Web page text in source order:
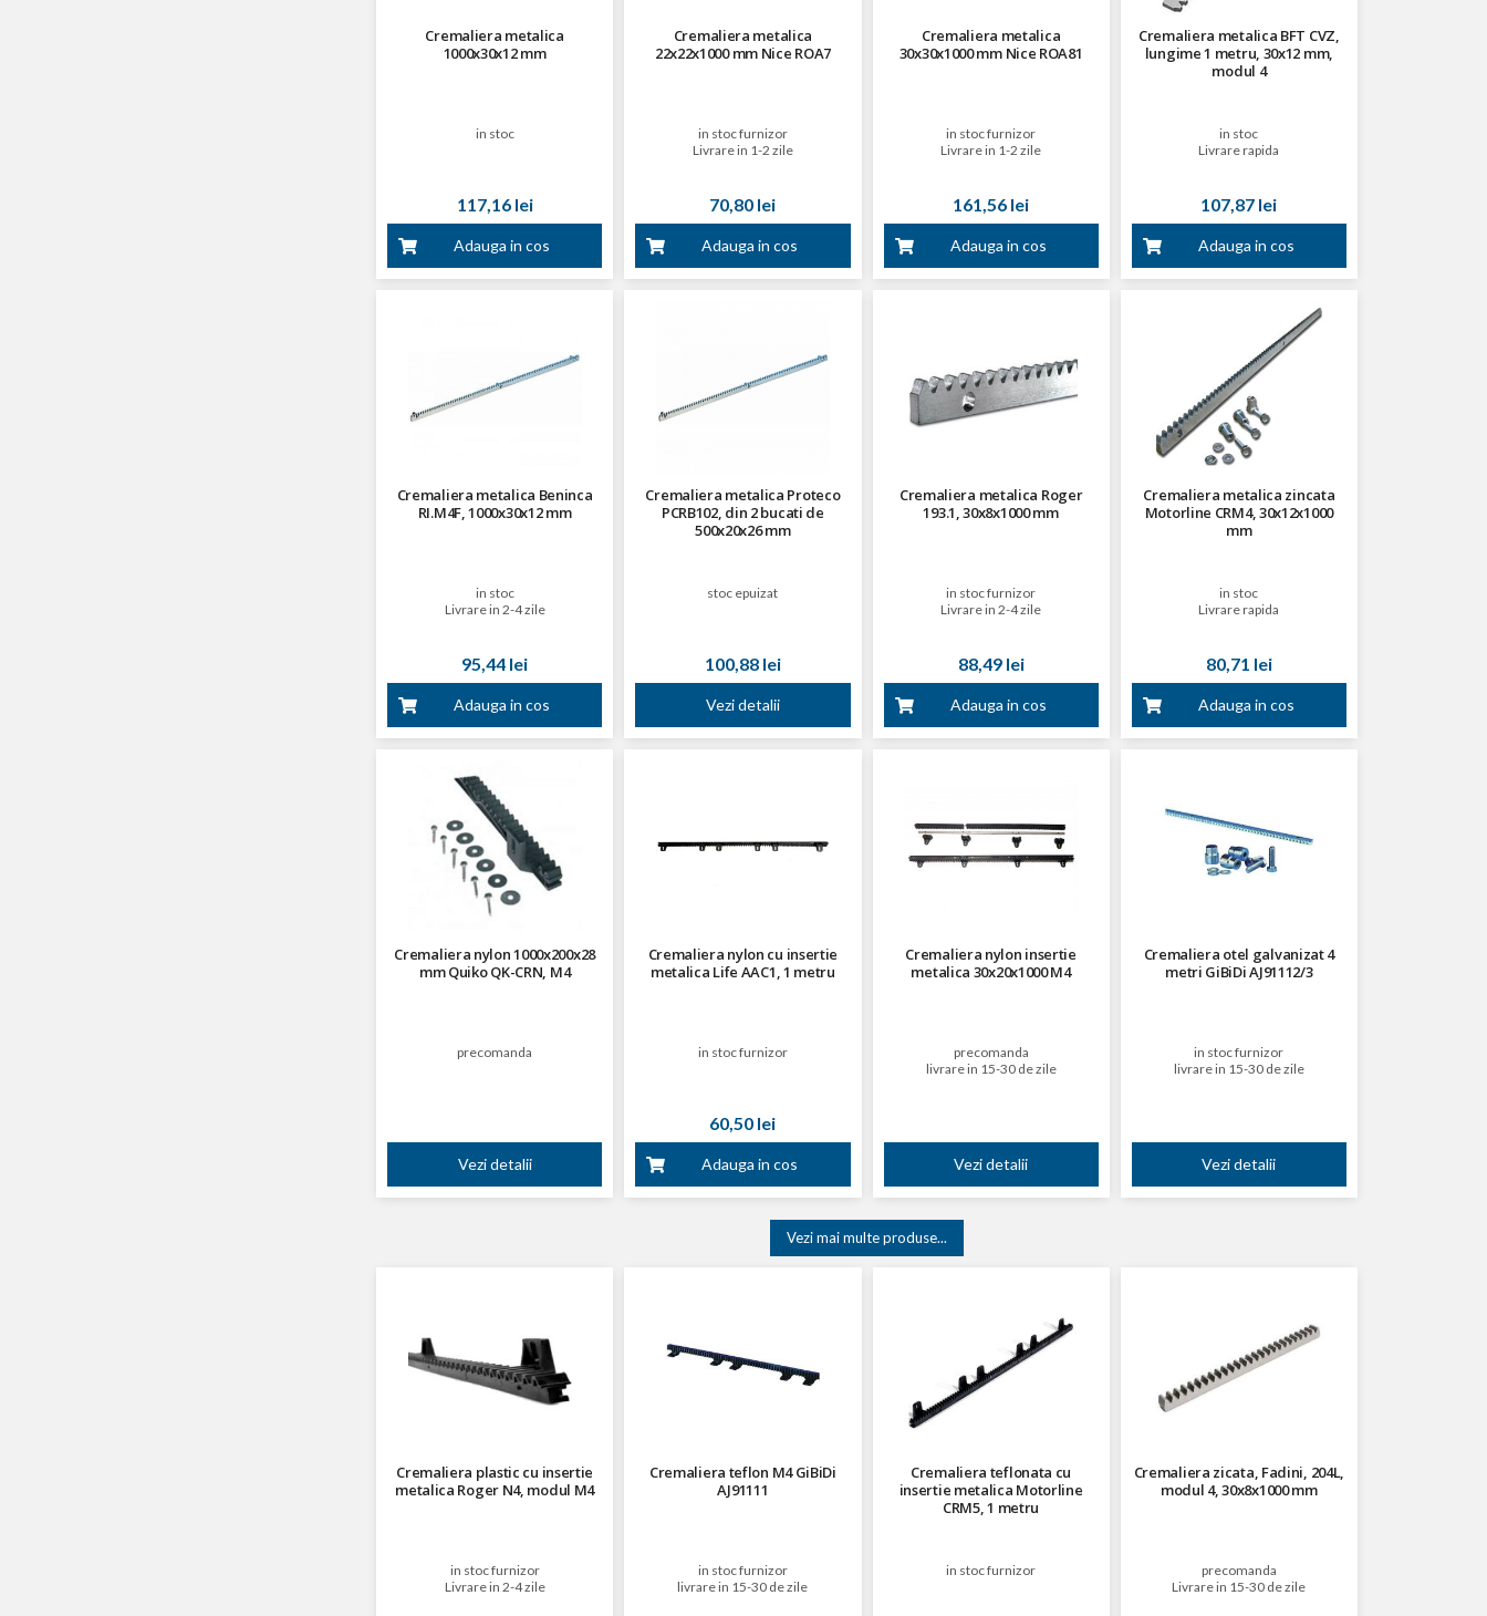
Cremaliera metalica
1000x30x12 mm
in stoc
117,16 lei
Adauga in cos
Cremaliera metalica
22x22x1000 mm Nice ROA7
in stoc furnizor
Livrare in 1-2 zile
70,80 lei
Adauga in cos
Cremaliera metalica
30x30x1000 mm Nice ROA81
in stoc furnizor
Livrare in 1-2 zile
161,56 lei
Adauga in cos
Cremaliera metalica BFT CVZ,
lungime 1 metru, 30x12 mm,
modul 4
in stoc
Livrare rapida
107,87 lei
Adauga in cos
Cremaliera metalica Beninca
RI.M4F, 1000x30x12 mm
in stoc
Livrare in 2-4 zile
95,44 lei
Adauga in cos
Cremaliera metalica Proteco
PCRB102, din 2 bucati de
500x20x26 mm
stoc epuizat
100,88 lei
Vezi detalii
Cremaliera metalica Roger
193.1, 30x8x1000 mm
in stoc furnizor
Livrare in 2-4 zile
88,49 lei
Adauga in cos
Cremaliera metalica zincata
Motorline CRM4, 30x12x1000
mm
in stoc
Livrare rapida
80,71 lei
Adauga in cos
Cremaliera nylon 1000x200x28
mm Quiko QK-CRN, M4
precomanda
Vezi detalii
Cremaliera nylon cu insertie
metalica Life AAC1, 1 metru
in stoc furnizor
60,50 lei
Adauga in cos
Cremaliera nylon insertie
metalica 30x20x1000 M4
precomanda
livrare in 15-30 de zile
Vezi detalii
Cremaliera otel galvanizat 4
metri GiBiDi AJ91112/3
in stoc furnizor
livrare in 15-30 de zile
Vezi detalii
Vezi mai multe produse...
Cremaliera plastic cu insertie
metalica Roger N4, modul M4
in stoc furnizor
Livrare in 2-4 zile
Cremaliera teflon M4 GiBiDi
AJ91111
in stoc furnizor
livrare in 15-30 de zile
Cremaliera teflonata cu
insertie metalica Motorline
CRM5, 1 metru
in stoc furnizor
Cremaliera zicata, Fadini, 204L,
modul 4, 30x8x1000 mm
precomanda
Livrare in 15-30 de zile